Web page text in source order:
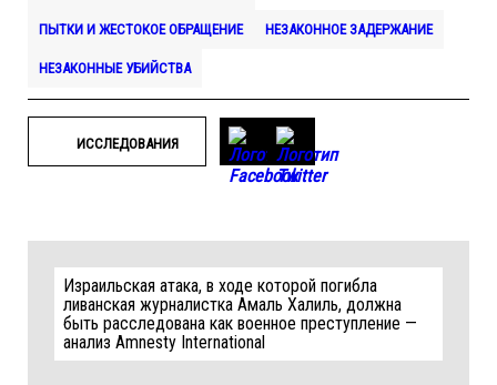
ПЫТКИ И ЖЕСТОКОЕ ОБРАЩЕНИЕ НЕЗАКОННОЕ ЗАДЕРЖАНИЕ
НЕЗАКОННЫЕ УБИЙСТВА
ИССЛЕДОВАНИЯ
Израильская атака, в ходе которой погибла
ливанская журналистка Амаль Халиль, должна
быть расследована как военное преступление —
анализ Amnesty International